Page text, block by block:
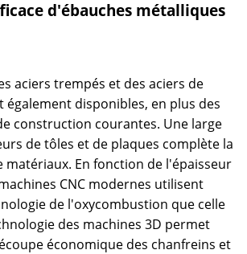
d'ébauches métalliques
aciers trempés et des aciers de
disponibles, en plus des
construction courantes. Une large
de tôles et de plaques complète la
matériaux. En fonction de l'épaisseur
CNC modernes utilisent
de l'oxycombustion que celle
des machines 3D permet
économique des chanfreins et